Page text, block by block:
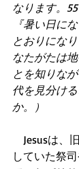
なります。
『暑い日に
とおりにな
なたがたは
とを知りな
代を見分け
か。）
Jesusは、
していた祭